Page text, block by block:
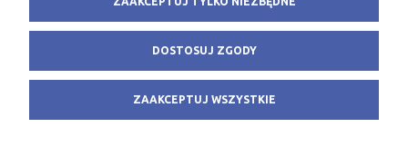
info@fachowa.pl
80-299 Gdańsk
NIP: 584-182-39-49
DOSTOSUJ ZGODY
ZAAKCEPTUJ WSZYSTKIE